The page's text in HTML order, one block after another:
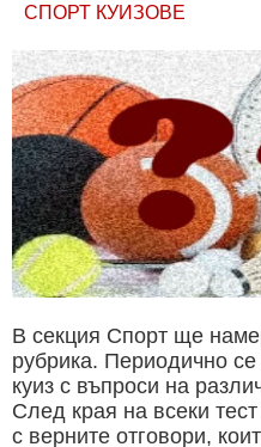
СПОРТ КУИЗОВЕ
В секция Спорт ще
рубрика. Периодично
куиз с въпроси на
След края на всеки
с верните отговори,